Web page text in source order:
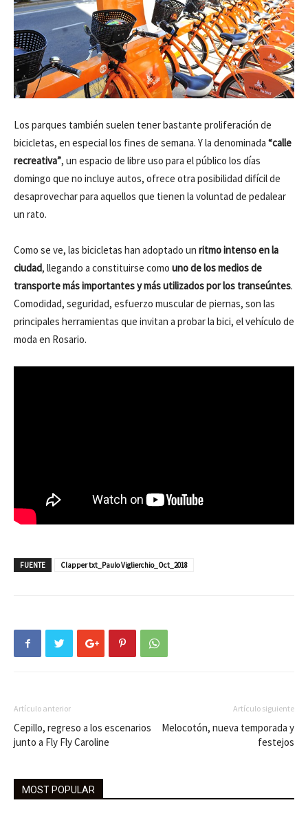
Los parques también suelen tener bastante proliferación de
bicicletas, en especial los fines de semana. Y la denominada “calle
recreativa”, un espacio de libre uso para el público los días
domingo que no incluye autos, ofrece otra posibilidad difícil de
desaprovechar para aquellos que tienen la voluntad de pedalear
un rato.
Como se ve, las bicicletas han adoptado un ritmo intenso en la
ciudad, llegando a constituirse como uno de los medios de
transporte más importantes y más utilizados por los transeúntes.
Comodidad, seguridad, esfuerzo muscular de piernas, son las
principales herramientas que invitan a probar la bici, el vehículo de
moda en Rosario.
FUENTE Clapper txt_Paulo Viglierchio_Oct_2018
Artículo anterior
Cepillo, regreso a los escenarios
junto a Fly Fly Caroline
Artículo siguiente
Melocotón, nueva temporada y
festejos
MOST POPULAR